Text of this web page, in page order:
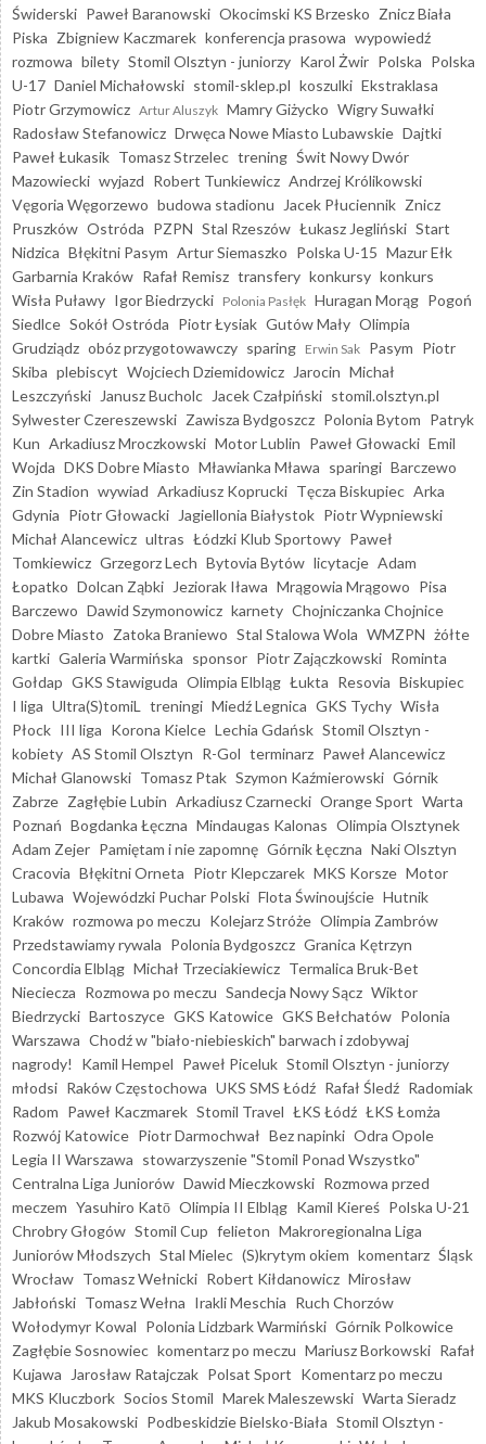
Świderski Paweł Baranowski Okocimski KS Brzesko Znicz Biała
Piska Zbigniew Kaczmarek konferencja prasowa wypowiedź
rozmowa bilety Stomil Olsztyn - juniorzy Karol Żwir Polska Polska
U-17 Daniel Michałowski stomil-sklep.pl koszulki Ekstraklasa
Piotr Grzymowicz Artur Aluszyk Mamry Giżycko Wigry Suwałki
Radosław Stefanowicz Drwęca Nowe Miasto Lubawskie Dajtki
Paweł Łukasik Tomasz Strzelec trening Świt Nowy Dwór
Mazowiecki wyjazd Robert Tunkiewicz Andrzej Królikowski
Vęgoria Węgorzewo budowa stadionu Jacek Płuciennik Znicz
Pruszków Ostróda PZPN Stal Rzeszów Łukasz Jegliński Start
Nidzica Błękitni Pasym Artur Siemaszko Polska U-15 Mazur Ełk
Garbarnia Kraków Rafał Remisz transfery konkursy konkurs
Wisła Puławy Igor Biedrzycki Polonia Pasłęk Huragan Morąg Pogoń
Siedlce Sokół Ostróda Piotr Łysiak Gutów Mały Olimpia
Grudziądz obóz przygotowawczy sparing Erwin Sak Pasym Piotr
Skiba plebiscyt Wojciech Dziemidowicz Jarocin Michał
Leszczyński
Janusz Bucholc Jacek Czałpiński stomil.olsztyn.pl
Sylwester Czereszewski Zawisza Bydgoszcz Polonia Bytom Patryk
Kun Arkadiusz Mroczkowski Motor Lublin Paweł Głowacki Emil
Wojda DKS Dobre Miasto Mławianka Mława sparingi Barczewo
Zin Stadion wywiad Arkadiusz Koprucki Tęcza Biskupiec Arka
Gdynia Piotr Głowacki Jagiellonia Białystok Piotr Wypniewski
Michał Alancewicz ultras Łódzki Klub Sportowy Paweł
Tomkiewicz Grzegorz Lech Bytovia Bytów licytacje Adam
Łopatko Dolcan Ząbki Jeziorak Iława Mrągowia Mrągowo Pisa
Barczewo Dawid Szymonowicz karnety Chojniczanka Chojnice
Dobre Miasto Zatoka Braniewo Stal Stalowa Wola WMZPN żółte
kartki Galeria Warmińska sponsor Piotr Zajączkowski Rominta
Gołdap GKS Stawiguda Olimpia Elbląg Łukta Resovia Biskupiec
I liga Ultra(S)tomiL treningi Miedź Legnica GKS Tychy Wisła
Płock III liga Korona Kielce Lechia Gdańsk Stomil Olsztyn -
kobiety AS Stomil Olsztyn R-Gol terminarz Paweł Alancewicz
Michał Glanowski Tomasz Ptak Szymon Kaźmierowski Górnik
Zabrze Zagłębie Lubin Arkadiusz Czarnecki Orange Sport Warta
Poznań Bogdanka Łęczna Mindaugas Kalonas Olimpia Olsztynek
Adam Zejer Pamiętam i nie zapomnę Górnik Łęczna Naki Olsztyn
Cracovia Błękitni Orneta Piotr Klepczarek MKS Korsze Motor
Lubawa Wojewódzki Puchar Polski Flota Świnoujście Hutnik
Kraków rozmowa po meczu Kolejarz Stróże Olimpia Zambrów
Przedstawiamy rywala Polonia Bydgoszcz Granica Kętrzyn
Concordia Elbląg Michał Trzeciakiewicz Termalica Bruk-Bet
Nieciecza Rozmowa po meczu Sandecja Nowy Sącz Wiktor
Biedrzycki Bartoszyce GKS Katowice GKS Bełchatów Polonia
Warszawa Chodź w "biało-niebieskich" barwach i zdobywaj
nagrody!
Kamil Hempel Paweł Piceluk Stomil Olsztyn - juniorzy
młodsi Raków Częstochowa UKS SMS Łódź Rafał Śledź Radomiak
Radom Paweł Kaczmarek Stomil Travel ŁKS Łódź ŁKS Łomża
Rozwój Katowice Piotr Darmochwał Bez napinki Odra Opole
Legia II Warszawa stowarzyszenie "Stomil Ponad Wszystko"
Centralna Liga Juniorów Dawid Mieczkowski Rozmowa przed
meczem Yasuhiro Katō Olimpia II Elbląg Kamil Kiereś Polska U-21
Chrobry Głogów Stomil Cup felieton Makroregionalna Liga
Juniorów Młodszych Stal Mielec (S)krytym okiem komentarz Śląsk
Wrocław Tomasz Wełnicki Robert Kiłdanowicz Mirosław
Jabłoński Tomasz Wełna Irakli Meschia Ruch Chorzów
Wołodymyr Kowal Polonia Lidzbark Warmiński Górnik Polkowice
Zagłębie Sosnowiec komentarz po meczu Mariusz Borkowski Rafał
Kujawa
Jarosław Ratajczak Polsat Sport Komentarz po meczu
MKS Kluczbork Socios Stomil Marek Maleszewski Warta Sieradz
Jakub Mosakowski Podbeskidzie Bielsko-Biała Stomil Olsztyn -